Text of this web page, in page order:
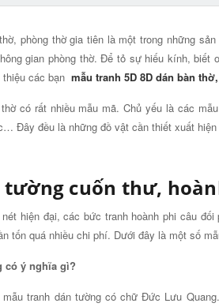
phòng thờ gia tiên là một trong những
gian phòng thờ. Để tỏ sự hiếu kính,
các bạn mẫu tranh 5D 8D dán bàn
có rất nhiều mẫu mã. Chủ yếu là các
Đây đều là những đồ vật cần thiết xuất hiện
tường cuốn thư,
hiện đại, các bức tranh hoành phi câu
tốn quá nhiều chi phí. Dưới đây là một số
có ý nghĩa gì?
tranh dán tường có chữ Đức Lưu